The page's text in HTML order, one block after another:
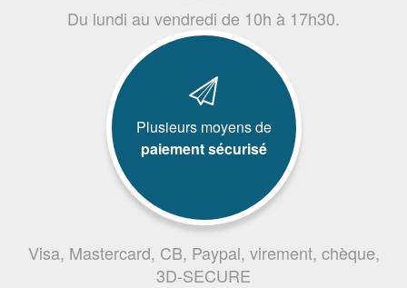
Du lundi au vendredi de 10h à 17h30.
Plusieurs moyens de
paiement sécurisé
Visa, Mastercard, CB, Paypal, virement, chèque,
3D-SECURE